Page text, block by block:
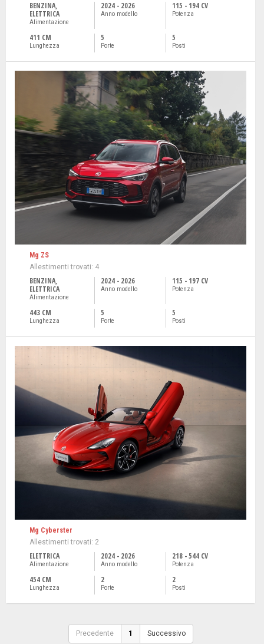
BENZINA,
ELETTRICA
Alimentazione
2024 - 2026
Anno modello
115 - 194 CV
Potenza
411 CM
Lunghezza
5
Porte
5
Posti
Mg ZS
Allestimenti trovati: 4
BENZINA,
ELETTRICA
Alimentazione
2024 - 2026
Anno modello
115 - 197 CV
Potenza
443 CM
Lunghezza
5
Porte
5
Posti
Mg Cyberster
Allestimenti trovati: 2
ELETTRICA
Alimentazione
2024 - 2026
Anno modello
218 - 544 CV
Potenza
454 CM
Lunghezza
2
Porte
2
Posti
Precedente 1 Successivo